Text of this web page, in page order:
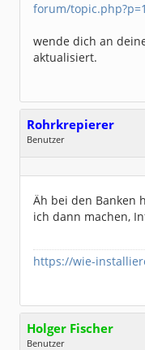
forum/
wende dich an
aktualisiert.
Rohrkrepierer
Benutzer
Geschlecht:
keine
Dabei seit:
09 / 2018
Äh bei den Banken
ich dann machen,
https://wie-
Holger Fischer
Benutzer